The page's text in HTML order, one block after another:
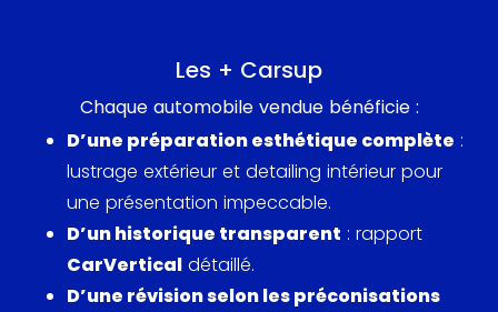
d’une suspension ajustable, offrant un
comportement routier phénoménal.
Cependant, cette R8 ne se contente pas de
performances extrêmes, elle est également
équipée d’une multitude de fonctionnalités haut
de gamme, qui assurent un confort et une
commodité sans pareil.
Les + Carsup
Chaque automobile vendue bénéficie :
D’une préparation esthétique complète :
lustrage extérieur et detailing intérieur pour
une présentation impeccable.
D’un historique transparent : rapport
CarVertical détaillé.
D’une révision selon les préconisations